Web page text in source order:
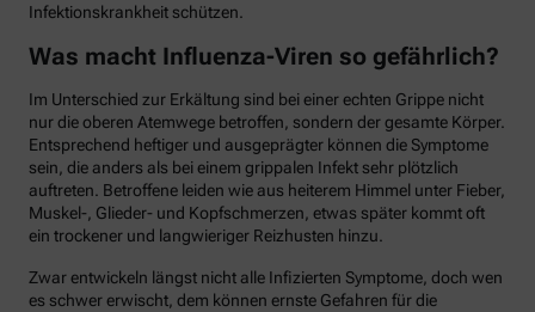
Infektionskrankheit schützen.
Was macht Influenza-Viren so gefährlich?
Im Unterschied zur Erkältung sind bei einer echten Grippe nicht
nur die oberen Atemwege betroffen, sondern der gesamte Körper.
Entsprechend heftiger und ausgeprägter können die Symptome
sein, die anders als bei einem grippalen Infekt sehr plötzlich
auftreten. Betroffene leiden wie aus heiterem Himmel unter Fieber,
Muskel-, Glieder- und Kopfschmerzen, etwas später kommt oft
ein trockener und langwieriger Reizhusten hinzu.
Zwar entwickeln längst nicht alle Infizierten Symptome, doch wen
es schwer erwischt, dem können ernste Gefahren für die